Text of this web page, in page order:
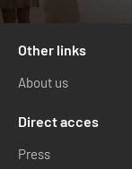
Other links
About us
Direct acces
Press